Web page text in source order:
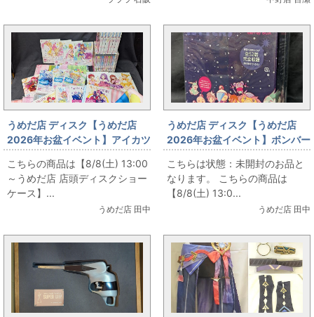
うめだ店 ディスク【うめだ店
2026年お盆イベント】アイカツ
シリーズ Blu-ray各種まとめて
お出しします!
こちらの商品は【8/8(土) 13:00
～うめだ店 店頭ディスクショー
ケース】...
うめだ店 田中
うめだ店 ディスク【うめだ店
2026年お盆イベント】ボンバー
マンジェッターズ 宇宙にひとつ
しかないBlu-ray BOX 初回版
こちらは状態：未開封のお品と
なります。 こちらの商品は
【8/8(土) 13:0...
うめだ店 田中